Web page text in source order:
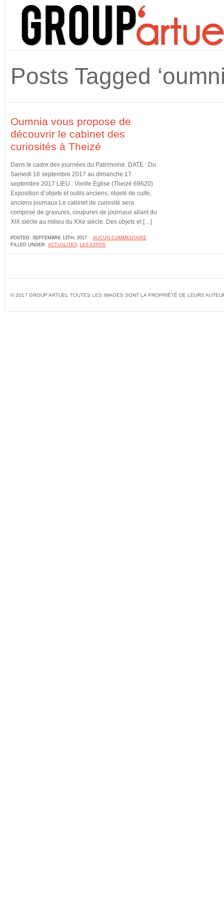
Posts Tagged
Oumnia vous propose de
découvrir le cabinet des
curiosités à Theizé
Dans le cadre des journées du Patrimoine. DATE : Du
Samedi 16 septembre 2017 au dimanche 17
septembre 2017 LIEU : Vieille Eglise (Theizé 69620)
Exposition d’objets et outils anciens, objets de culte,
anciens journaux Le cabinet de curiosité sera
composé de gravures, coupures de journaux allant du
XIX siècle au milieu du XXe siècle. Des objets et […]
POSTED: SEPTEMBRE 13TH, 2017 ˑ AUCUN COMMENTAIRE
FILLED UNDER: ACTUALITES, LES EXPOS
© 2017 GROUP'ARTUEL TOUTES LES IMAGES SONT LA PROPRIÉTÉ DE LEURS